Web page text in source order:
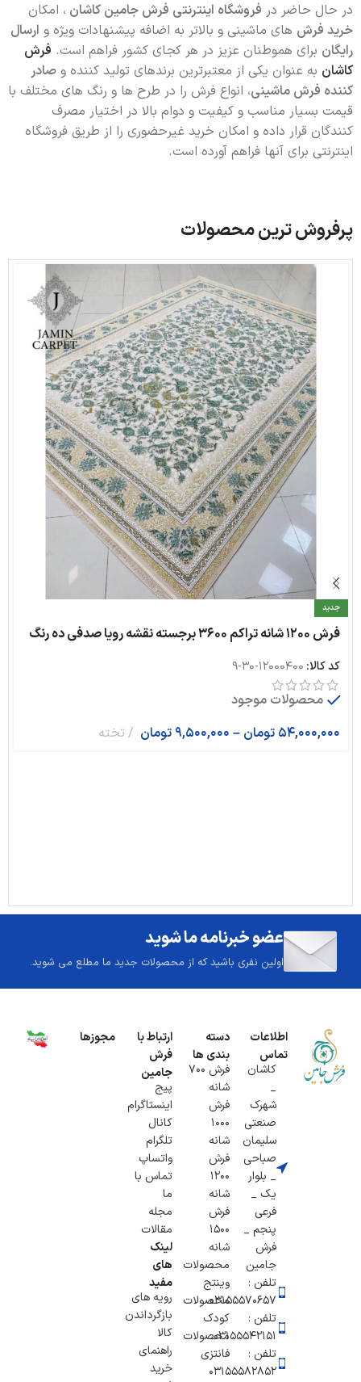
در حال حاضر در فروشگاه اینترنتی فرش جامین کاشان ، امکان
خرید فرش های ماشینی و بالاتر به اضافه پیشنهادات ویژه و ارسال
رایگان برای هموطنان عزیز در هر کجای کشور فراهم است. فرش
کاشان به عنوان یکی از معتبرترین برندهای تولید کننده و صادر
کننده فرش ماشینی، انواع فرش را در طرح ها و رنگ های مختلف با
قیمت بسیار مناسب و کیفیت و دوام بالا در اختیار مصرف
کنندگان قرار داده و امکان خرید غیرحضوری را از طریق فروشگاه
اینترنتی برای آنها فراهم آورده است.
پرفروش ترین محصولات
جدید
فرش ۱۲۰۰ شانه تراکم ۳۶۰۰ برجسته نقشه رویا صدفی ده رنگ
کد کالا: 12000400-30-9
محصولات موجود
54,000,000 تومان –
9,500,000 تومان تخته
عضو خبرنامه ما شوید
اولین نفری باشید که از محصولات جدید ما مطلع می شوید.
اطلاعات
تماس
کاشان
_
شهرک
صنعتی
سلیمان
صباحی
_ بلوار
یک _
فرعی
پنجم _
فرش
جامین
تلفن :
۰۳۱۵۵۵۷۰۶۵۷
تلفن :
03155542151
تلفن :
03155582852
دسته
بندی ها
فرش 700
شانه
فرش
1000
شانه
فرش
1200
شانه
فرش
1500
شانه
محصولات
وینتج
محصولات
کودک
محصولات
فانتزی
ارتباط با
فرش
جامین
پیج
اینستاگرام
کانال
تلگرام
واتساپ
تماس با
ما
مجله
مقالات
لینک
های
مفید
رویه های
بازگرداندن
کالا
راهنمای
خرید
مجوزها